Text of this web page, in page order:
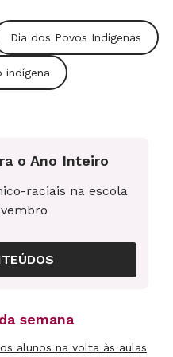
temática em sala de
índio que vive na
não é
Alves Costa,
para conhecer
envolve os alunos
o semestre, da
comunidades
em sua cidade ou no
Dia dos Povos Indígenas
indígena
o Ano Inteiro
raciais na escola
semana
alunos na volta às aulas